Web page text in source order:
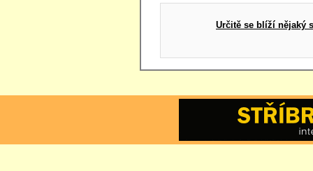
Určitě se blíží nějaký